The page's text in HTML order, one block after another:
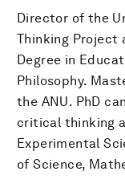
Director of the
Thinking
Degree in
Philosophy.
the ANU. PhD
critical thinking
Experimental
of Science,